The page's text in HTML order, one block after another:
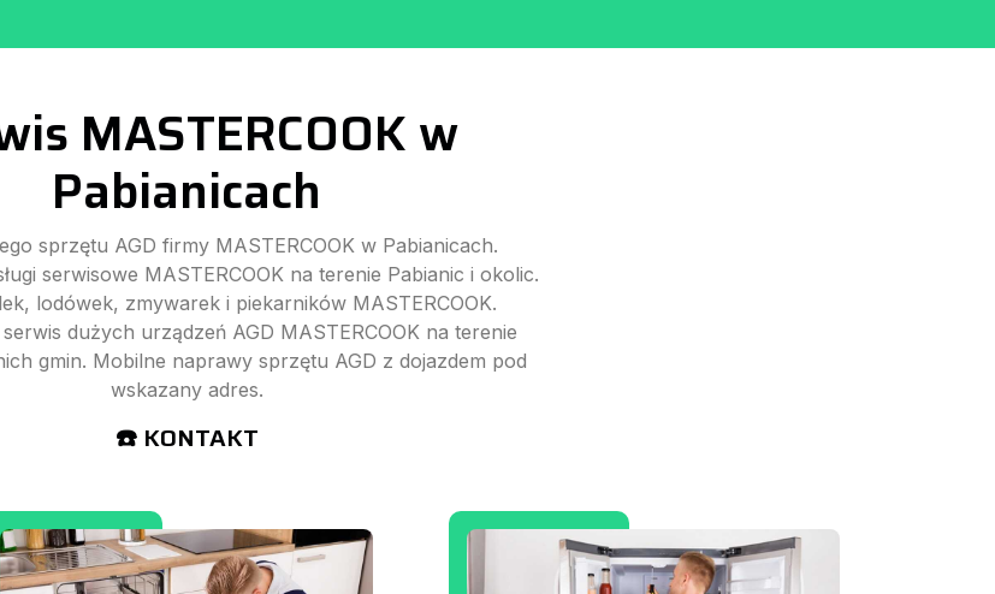
MASTERCOOK w
Pabianicach
sprzętu AGD firmy MASTERCOOK w Pabianicach.
serwisowe MASTERCOOK na terenie Pabianic i okolic.
lodówek, zmywarek i piekarników MASTERCOOK.
dużych urządzeń AGD MASTERCOOK na terenie
gmin. Mobilne naprawy sprzętu AGD z dojazdem pod
wskazany adres.
☎️ KONTAKT